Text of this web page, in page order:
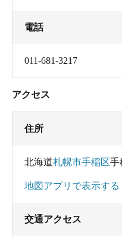
電話
011-681-3217
アクセス
住所
北海道札幌市手稲区手
地図アプリで表示する
交通アクセス